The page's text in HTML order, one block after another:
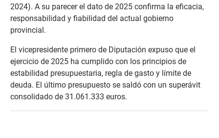
2024). A su parecer el dato de 2025 confirma la eficacia,
responsabilidad y fiabilidad del actual gobierno
provincial.
El vicepresidente primero de Diputación expuso que el
ejercicio de 2025 ha cumplido con los principios de
estabilidad presupuestaria, regla de gasto y límite de
deuda. El último presupuesto se saldó con un superávit
consolidado de 31.061.333 euros.